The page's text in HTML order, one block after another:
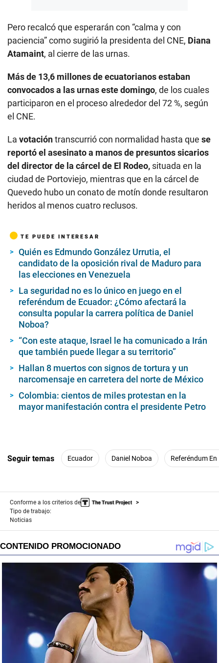
Pero recalcó que esperarán con “calma y con
paciencia” como sugirió la presidenta del CNE, Diana
Atamaint, al cierre de las urnas.
Más de 13,6 millones de ecuatorianos estaban
convocados a las urnas este domingo, de los cuales
participaron en el proceso alrededor del 72 %, según
el CNE.
La votacióntranscurrió con normalidad hasta que se
reportó el asesinato a manos de presuntos sicarios
del director de la cárcel de El Rodeo, situada en la
ciudad de Portoviejo, mientras que en la cárcel de
Quevedo hubo un conato de motín donde resultaron
heridos al menos cuatro reclusos.
TE PUEDE INTERESAR
Quién es Edmundo González Urrutia, el
candidato de la oposición rival de Maduro para
las elecciones en Venezuela
La seguridad no es lo único en juego en el
referéndum de Ecuador: ¿Cómo afectará la
consulta popular la carrera política de Daniel
Noboa?
“Con este ataque, Israel le ha comunicado a Irán
que también puede llegar a su territorio”
Hallan 8 muertos con signos de tortura y un
narcomensaje en carretera del norte de México
Colombia: cientos de miles protestan en la
mayor manifestación contra el presidente Petro
Seguir temas Ecuador Daniel Noboa Referéndum
Conforme a los criterios de
Tipo de trabajo:
Noticias